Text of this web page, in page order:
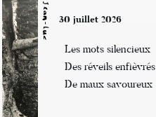
Jean-Luc 30 juillet 2026
Les mots silencieux
Des réveils enfièvrés
De maux savoureux